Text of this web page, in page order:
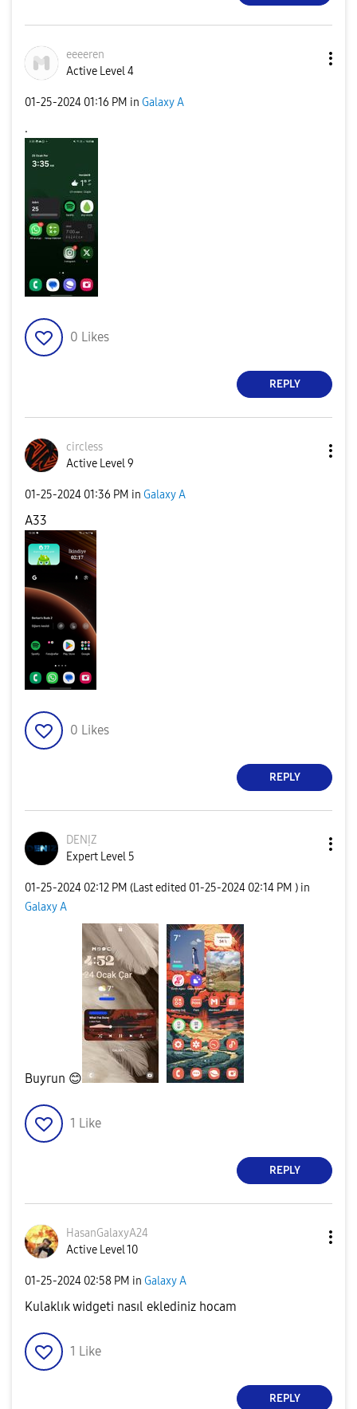
eeeeren
Active Level 4
‎01-25-2024 01:16 PM in Galaxy A
.
0 Likes
REPLY
circless
Active Level 9
‎01-25-2024 01:36 PM in Galaxy A
A33
0 Likes
REPLY
DENỊZ
Expert Level 5
‎01-25-2024 02:12 PM (Last edited ‎01-25-2024 02:14 PM ) in
Galaxy A
Buyrun 😊
1 Like
REPLY
HasanGalaxyA24
Active Level 10
‎01-25-2024 02:58 PM in Galaxy A
Kulaklık widgeti nasıl eklediniz hocam
1 Like
REPLY